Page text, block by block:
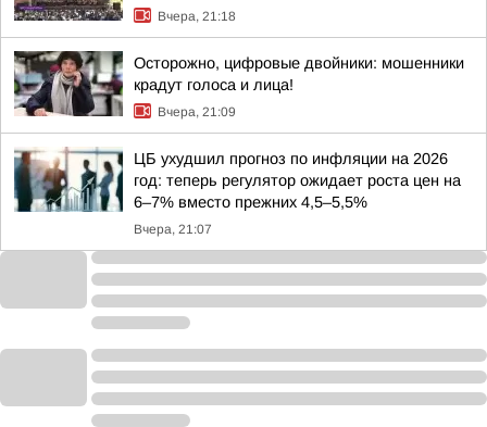
Вчера, 21:18
Осторожно, цифровые двойники: мошенники
крадут голоса и лица!
Вчера, 21:09
ЦБ ухудшил прогноз по инфляции на 2026
год: теперь регулятор ожидает роста цен на
6–7% вместо прежних 4,5–5,5%
Вчера, 21:07